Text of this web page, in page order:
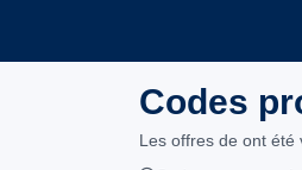
Codes
Les offres de ont été